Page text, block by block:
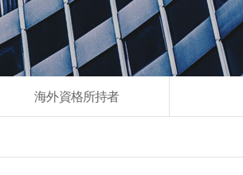
海外資格所持者